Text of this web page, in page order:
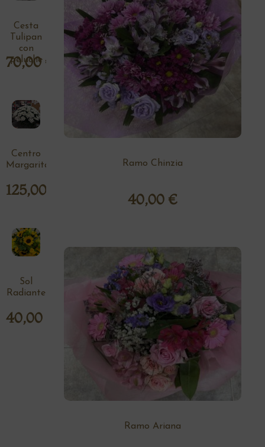
Ramo Chinzia
40,00 €
Ramo Ariana
Cesta
Tulipan
con
peluche
70,00€
Centro
Margaritas
125,00
Sol
Radiante
40,00